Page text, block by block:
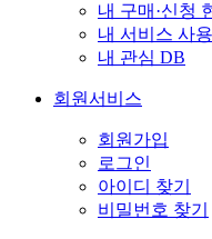
내 구매·신청
내 서비스 사
내 관심 DB
회원서비스
회원가입
로그인
아이디 찾기
비밀번호 찾기